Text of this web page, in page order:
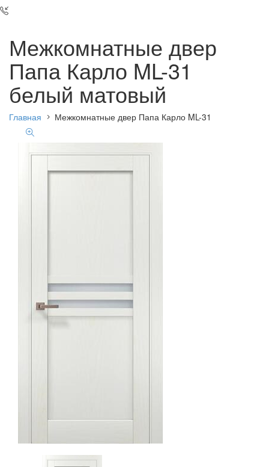
Межкомнатные двер
Папа Карло ML-31
белый матовый
Главная Межкомнатные двер Папа Карло ML-31